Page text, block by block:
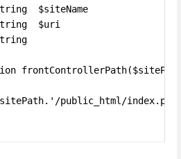
$siteName
$uri
public_html/